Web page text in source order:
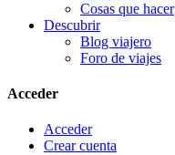
Cosas que hacer
Descubrir
Blog viajero
Foro de viajes
Acceder
Acceder
Crear cuenta